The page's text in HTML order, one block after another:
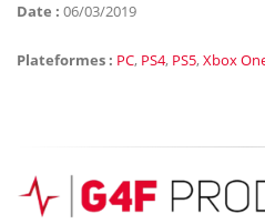
Date : 06/03/2019
Plateformes : PC, PS4, PS5,Xbox